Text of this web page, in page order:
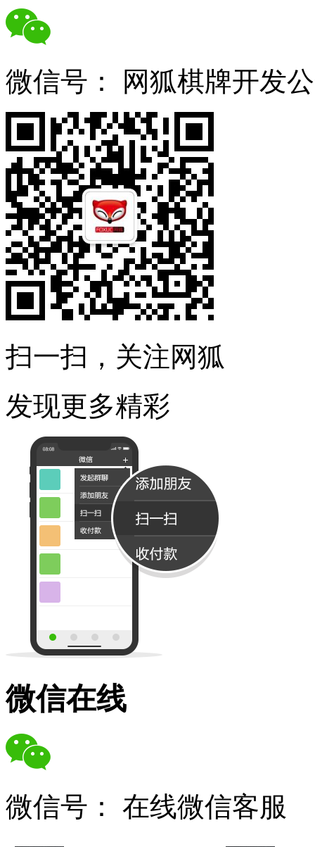
微信号： 网狐棋牌开发
扫一扫，关注网狐
发现更多精彩
微信在线
微信号： 在线微信客服